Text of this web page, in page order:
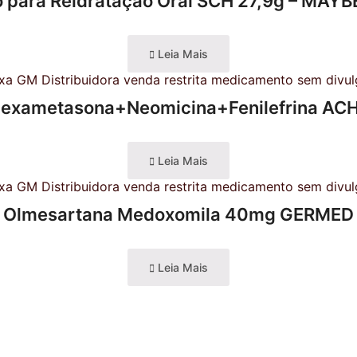
Leia Mais
Leia Mais
Olmesartana Medoxomila 40mg GERMED
Leia Mais